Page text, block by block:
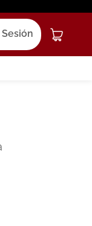
Sesión